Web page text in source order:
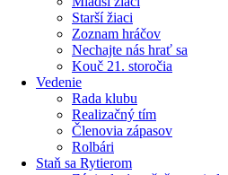
Starší žiaci
Zoznam hráčov
Nechajte nás hrať sa
Kouč 21. storočia
Vedenie
Rada klubu
Realizačný tím
Členovia zápasov
Rolbári
Staň sa Rytierom